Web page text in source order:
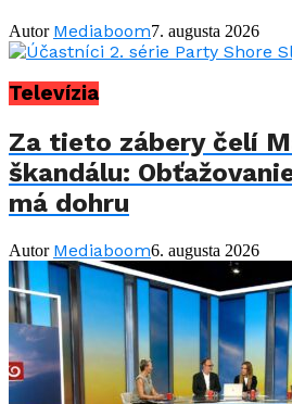
Autor Mediaboom7. augusta 2026
Televízia
Za tieto zábery čelí
škandálu:
má dohru
Autor Mediaboom6. augusta 2026